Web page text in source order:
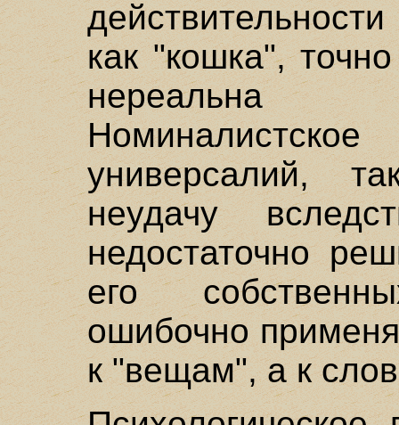
как "кошка",
нереальна
универсалий,
неудачу
недостаточно
его
ошибочно
к "вещам", а к